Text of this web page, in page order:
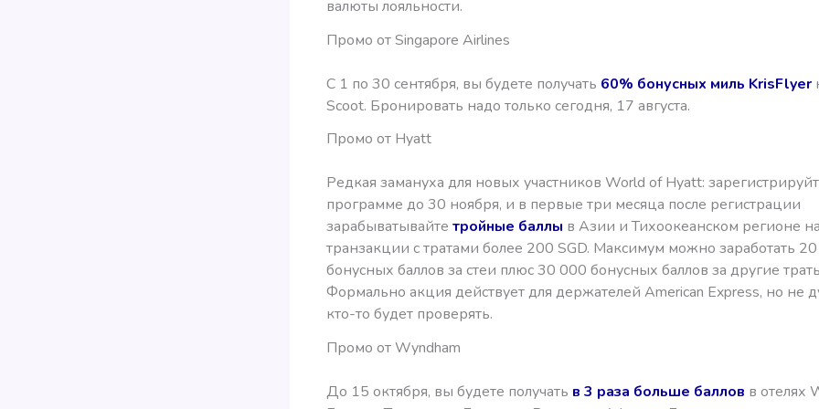
валюты лояльности.
Промо от Singapore Airlines
С 1 по 30 сентября, вы будете получать 60% бонусных миль KrisFlyer
Scoot. Бронировать надо только сегодня, 17 августа.
Промо от Hyatt
Редкая замануха для новых участников World of Hyatt:
программе до 30 ноября, и в первые три месяца после регистрации
зарабыватывайте тройные баллы в Азии и Тихоокеанском регионе
транзакции с тратами более 200 SGD. Максимум можно заработать
бонусных баллов за стеи плюс 30 000 бонусных баллов за другие
Формально акция действует для держателей American Express, но не
кто-то будет проверять.
Промо от Wyndham
До 15 октября, вы будете получать в 3 раза больше баллов в отелях